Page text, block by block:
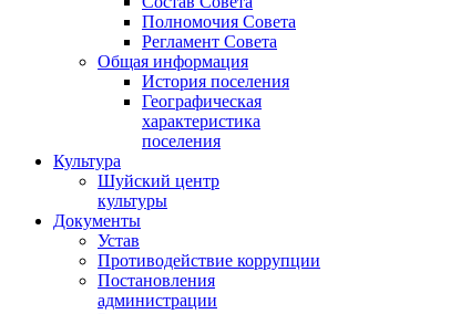
Полномочия Совета
Регламент Совета
Общая информация
История поселения
Географическая
характеристика
поселения
Культура
Шуйский центр
культуры
Документы
Устав
Противодействие коррупции
Постановления
администрации